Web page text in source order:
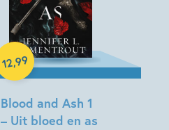
Blood and Ash 1
– Uit bloed en as
12,99
E-book